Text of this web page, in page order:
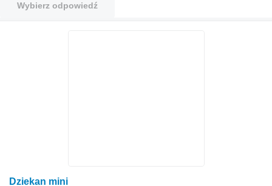
Wybierz odpowiedź
Dziekan mini